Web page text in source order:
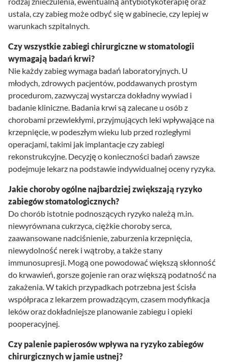
ustala, czy zabieg może odbyć się w gabinecie, czy lepiej w
warunkach szpitalnych.
Czy wszystkie zabiegi chirurgiczne w stomatologii
wymagają badań krwi?
Nie każdy zabieg wymaga badań laboratoryjnych. U
młodych, zdrowych pacjentów, poddawanych prostym
procedurom, zazwyczaj wystarcza dokładny wywiad i
badanie kliniczne. Badania krwi są zalecane u osób z
chorobami przewlekłymi, przyjmujących leki wpływające na
krzepnięcie, w podeszłym wieku lub przed rozległymi
operacjami, takimi jak implantacje czy zabiegi
rekonstrukcyjne. Decyzję o konieczności badań zawsze
podejmuje lekarz na podstawie indywidualnej oceny ryzyka.
Jakie choroby ogólne najbardziej zwiększają ryzyko
zabiegów stomatologicznych?
Do chorób istotnie podnoszących ryzyko należą m.in.
niewyrównana cukrzyca, ciężkie choroby serca,
zaawansowane nadciśnienie, zaburzenia krzepnięcia,
niewydolność nerek i wątroby, a także stany
immunosupresji. Mogą one powodować większą skłonność
do krwawień, gorsze gojenie ran oraz większą podatność na
zakażenia. W takich przypadkach potrzebna jest ścisła
współpraca z lekarzem prowadzącym, czasem modyfikacja
leków oraz dokładniejsze planowanie zabiegu i opieki
pooperacyjnej.
Czy palenie papierosów wpływa na ryzyko zabiegów
chirurgicznych w jamie ustnej?